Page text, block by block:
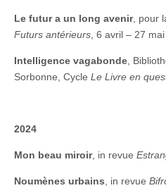
Le futur a un long avenir, pour
Futurs antérieurs , 6 avril – 27
Intelligence vagabonde ,
Sorbonne, Cycle Le Livre en
2024
Mon beau miroir, in revue
Noumènes urbains , in revue